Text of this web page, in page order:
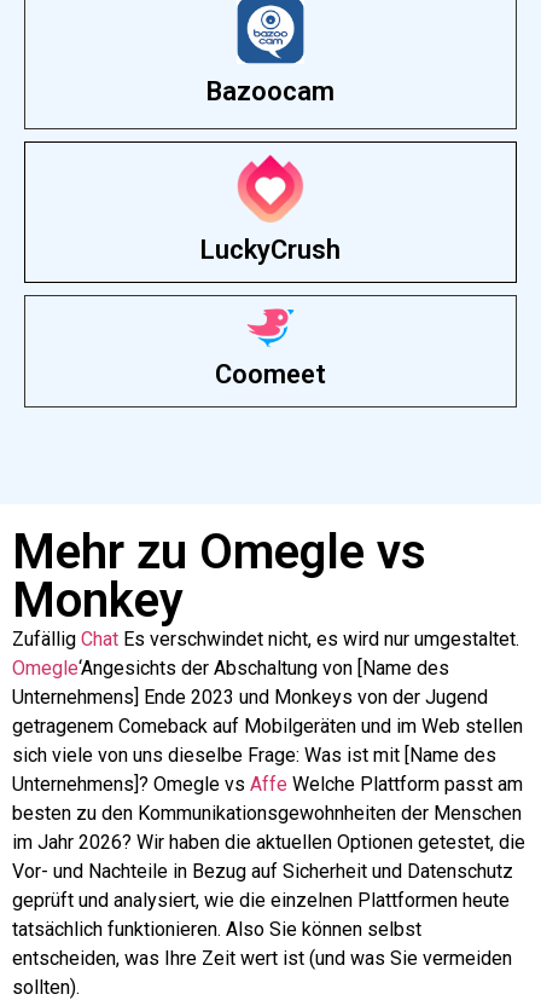
Bazoocam
LuckyCrush
Coomeet
Mehr zu Omegle vs
Monkey
Zufällig Chat Es verschwindet nicht, es wird nur umgestaltet.
Omegle‘Angesichts der Abschaltung von [Name des
Unternehmens] Ende 2023 und Monkeys von der Jugend
getragenem Comeback auf Mobilgeräten und im Web stellen
sich viele von uns dieselbe Frage: Was ist mit [Name des
Unternehmens]? Omegle vs Affe Welche Plattform passt am
besten zu den Kommunikationsgewohnheiten der Menschen
im Jahr 2026? Wir haben die aktuellen Optionen getestet, die
Vor- und Nachteile in Bezug auf Sicherheit und Datenschutz
geprüft und analysiert, wie die einzelnen Plattformen heute
tatsächlich funktionieren. Also Sie können selbst
entscheiden, was Ihre Zeit wert ist (und was Sie vermeiden
sollten).